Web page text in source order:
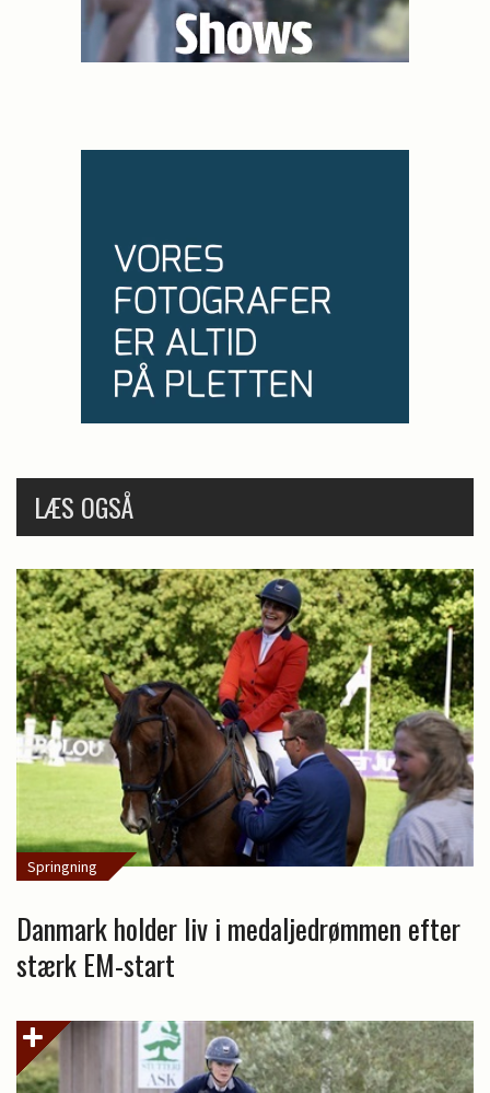
LÆS OGSÅ
Springning
Danmark holder liv i medaljedrømmen efter
stærk EM-start